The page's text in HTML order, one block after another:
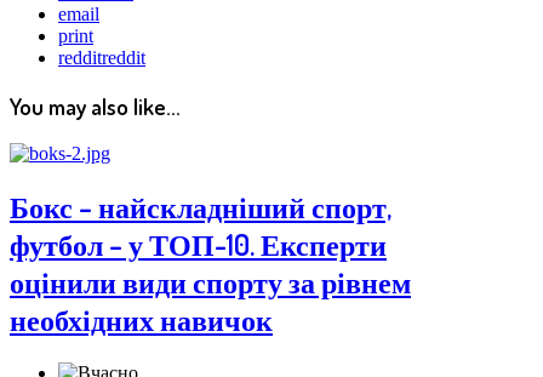
email
print
redditreddit
You may also like...
Бокс – найскладніший спорт,
футбол – у ТОП-10. Експерти
оцінили види спорту за рівнем
необхідних навичок